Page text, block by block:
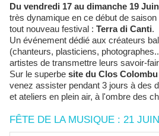
Du vendredi 17 au dimanche 19
très dynamique en ce début de
tout nouveau festival : Terra di Canti.
Un événement dédié aux créateurs
(chanteurs, plasticiens,
artistes de transmettre leurs savoir-
Sur le superbe site du Clos
venez assister pendant 3 jours à des
et ateliers en plein air, à l'ombre des
FÊTE DE LA MUSIQUE : 21